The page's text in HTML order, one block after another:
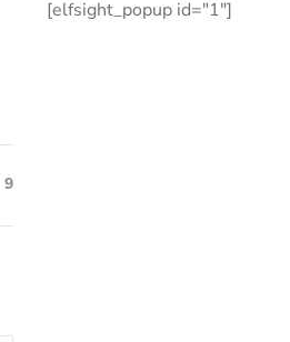
9
[elfsight_popup id="1"]